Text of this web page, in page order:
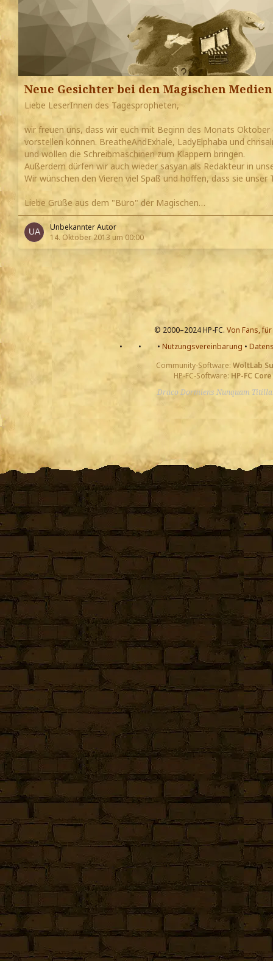
Neue Gesichter bei den Magischen Medien
Liebe LeserInnen des Tagespropheten,
wir freuen uns, dass wir euch mit Beginn des Monats Oktober
vorstellen können. BreatheAndExhale, LadyElphaba und
und wollen die Schreibmaschinen zum Klappern bringen.
Außerdem dürfen wir auch wieder sasyan als Redakteur in
Wir wünschen den Vieren viel Spaß und hoffen, dass sie
Liebe Grüße aus dem "Büro" der Magischen…
Unbekannter Autor
14. Oktober 2013 um 00:00
© 2000–2024 HP-FC. Von Fans,
•
• • Nutzungsvereinbarung •
Community-Software: WoltLab
HP-FC-Software: HP-FC Core
Draco Dormiens Nunquam